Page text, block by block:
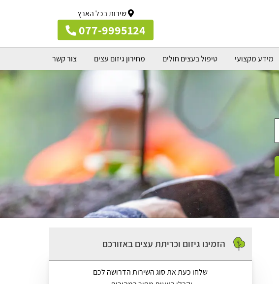
שירות בכל הארץ
077-9995124
מידע מקצועי טיפול בעצים חולים מחירון גיזום עצים צור קשר
הזמינו גיזום וכריתת עצים באזורכם
שלחו כעת את סוג השירות הדרושה לכם